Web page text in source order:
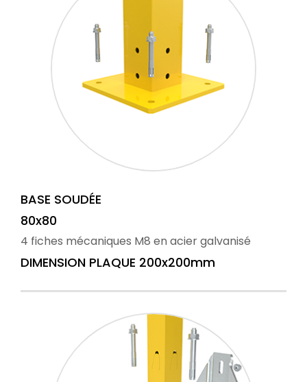
BASE SOUDÉE
80x80
4 fiches mécaniques M8 en acier galvanisé
DIMENSION PLAQUE 200x200mm